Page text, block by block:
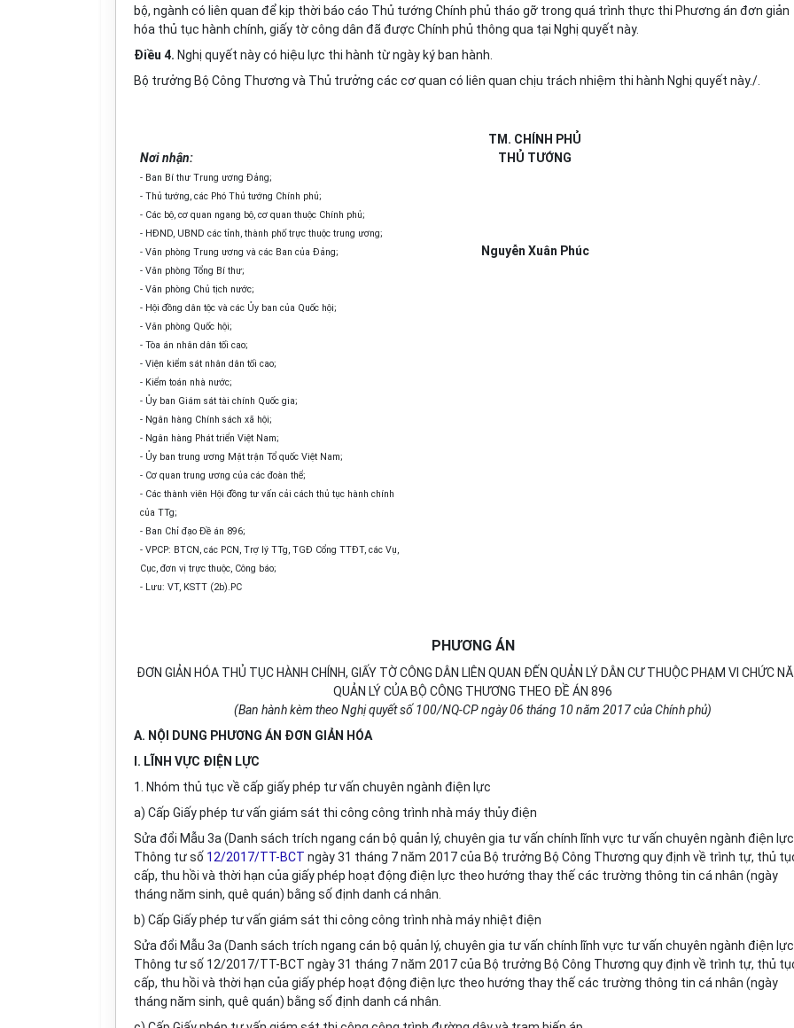
bộ, ngành có liên quan để kịp thời báo cáo Thủ tướng Chính phủ tháo gỡ trong quá trình thực thi Phương án đơn giản
hóa thủ tục hành chính, giấy tờ công dân đã được Chính phủ thông qua tại Nghị quyết này.
Điều 4. Nghị quyết này có hiệu lực thi hành từ ngày ký ban hành.
Bộ trưởng Bộ Công Thương và Thủ trưởng các cơ quan có liên quan chịu trách nhiệm thi hành Nghị quyết này./.
Nơi nhận:
- Ban Bí thư Trung ương Đảng;
- Thủ tướng, các Phó Thủ tướng Chính phủ;
- Các bộ, cơ quan ngang bộ, cơ quan thuộc Chính phủ;
- HĐND, UBND các tỉnh, thành phố trực thuộc trung ương;
- Văn phòng Trung ương và các Ban của Đảng;
- Văn phòng Tổng Bí thư;
- Văn phòng Chủ tịch nước;
- Hội đồng dân tộc và các Ủy ban của Quốc hội;
- Văn phòng Quốc hội;
- Tòa án nhân dân tối cao;
- Viện kiểm sát nhân dân tối cao;
- Kiểm toán nhà nước;
- Ủy ban Giám sát tài chính Quốc gia;
- Ngân hàng Chính sách xã hội;
- Ngân hàng Phát triển Việt Nam;
- Ủy ban trung ương Mặt trận Tổ quốc Việt Nam;
- Cơ quan trung ương của các đoàn thể;
- Các thành viên Hội đồng tư vấn cải cách thủ tục hành chính
của TTg;
- Ban Chỉ đạo Đề án 896;
- VPCP: BTCN, các PCN, Trợ lý TTg, TGĐ Cổng TTĐT, các Vụ,
Cục, đơn vị trực thuộc, Công báo;
- Lưu: VT, KSTT (2b).PC
TM. CHÍNH PHỦ
THỦ TƯỚNG
Nguyễn Xuân Phúc
PHƯƠNG ÁN
ĐƠN GIẢN HÓA THỦ TỤC HÀNH CHÍNH, GIẤY TỜCÔNG DÂN LIÊN QUAN ĐẾN QUẢN LÝ DÂN CƯ THUỘC PHẠM VI CHỨC
QUẢN LÝ CỦA BỘ CÔNG THƯƠNG THEO ĐỀ ÁN 896
(Ban hành kèm theo Nghị quyết số 100/NQ-CP ngày 06 tháng 10năm 2017 của Chính phủ)
A. NỘI DU NG PHƯƠNG ÁN ĐƠN GIẢN HÓA
I. LĨNH VỰC ĐIỆN LỰC
1. Nhóm thủ tục về cấp giấy phép tư vấn chuyên ngành điện lực
a) Cấp Giấy phép tư vấn giám sát thi công công trình nhà máy thủy điện
Sửa đổi Mẫu 3a (Danh sách trích ngang cán bộ quản lý, chuyên gia tư vấn chính lĩnh vực tư vấn chuyên ngành điện
Thông tư số 12/2017/TT-BCT ngày 31 tháng 7 năm 2017 của Bộ trưởng Bộ Công Thương quy định về trình tự, thủ
cấp, thu hồi và thời hạn của giấy phép hoạt động điện lực theo hướng thay thế các trường thông tin cá nhân (ngày
tháng năm sinh, quê quán) bằng số định danh cá nhân.
b) Cấp Giấy phép tư vấn giám sát thi công công trình nhà máy nhiệt điện
Sửa đổi Mẫu 3a (Danh sách trích ngang cán bộ quản lý, chuyên gia tư vấn chính lĩnh vực tư vấn chuyên ngành điện
Thông tư số 12/2017/TT-BCT ngày 31 tháng 7 năm 2017 của Bộ trưởng Bộ Công Thương quy định về trình tự, thủ
cấp, thu hồi và thời hạn của giấy phép hoạt động điện lực theo hướng thay thế các trường thông tin cá nhân (ngày
tháng năm sinh, quê quán) bằng số định danh cá nhân.